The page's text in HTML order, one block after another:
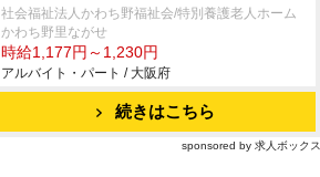
社会福祉法人かわち野福祉会/特別養護老人ホーム
かわち野里ながせ
時給1,177円～1,230円
アルバイト・パート / 大阪府
続きはこちら
sponsored by 求人ボックス